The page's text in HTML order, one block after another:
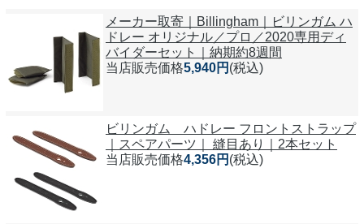
メーカー取寄｜Billingham｜ビリンガム ハ
ドレー オリジナル／プロ／2020専用ディ
バイダーセット｜納期約8週間
当店販売価格5,940円 (税込)
ビリンガム ハドレー フロントストラップ
｜スペアパーツ｜ 縫目あり｜2本セット
当店販売価格4,356円 (税込)